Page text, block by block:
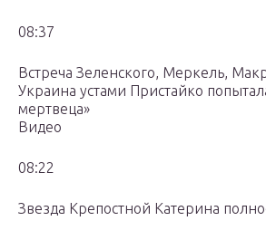
08:37
Встреча Зеленского, Меркель,
Украина устами Пристайко
мертвеца»
Видео
08:22
Звезда Крепостной Катерина